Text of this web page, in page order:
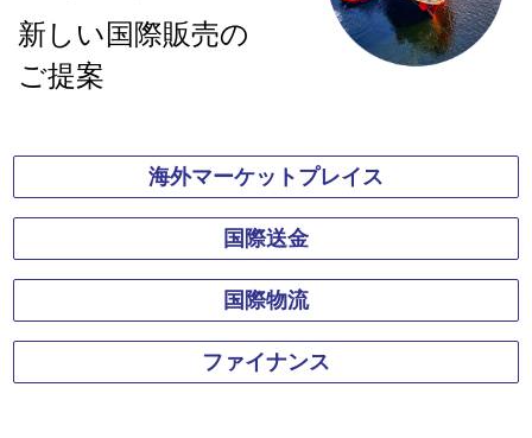
新しい国際販売の
ご提案
海外マーケットプレイス
国際送金
国際物流
ファイナンス